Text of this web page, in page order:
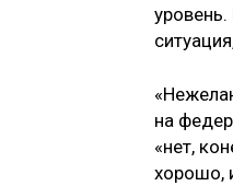
на
«нет,
хорошо,